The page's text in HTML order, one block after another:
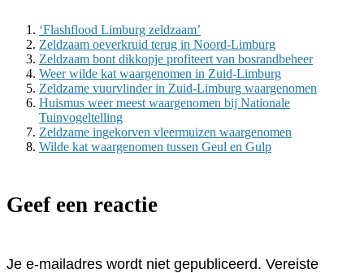
‘Flashflood Limburg zeldzaam’
Zeldzaam oeverkruid terug in Noord-Limburg
Zeldzaam bont dikkopje profiteert van bosrandbeheer
Weer wilde kat waargenomen in Zuid-Limburg
Zeldzame vuurvlinder in Zuid-Limburg waargenomen
Huismus weer meest waargenomen bij Nationale
Tuinvogeltelling
Zeldzame ingekorven vleermuizen waargenomen
Wilde kat waargenomen tussen Geul en Gulp
Geef een reactie
Je e-mailadres wordt niet gepubliceerd. Vereiste